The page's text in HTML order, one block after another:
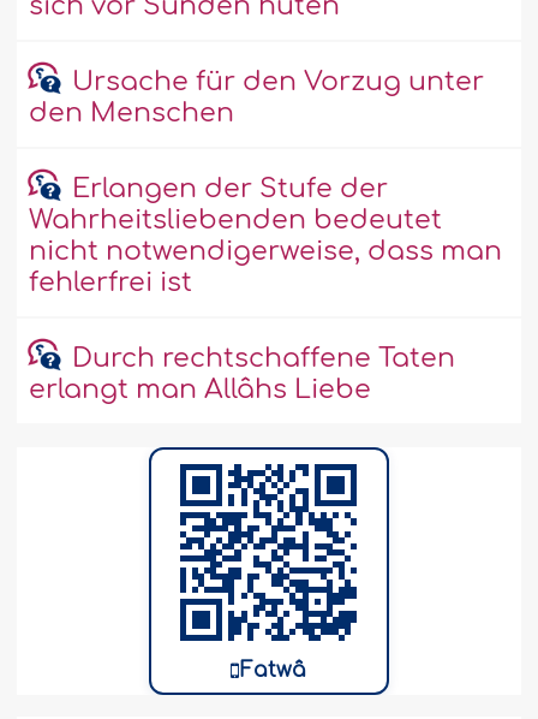
sich vor Sünden hüten
Ursache für den Vorzug unter
den Menschen
Erlangen der Stufe der
Wahrheitsliebenden bedeutet
nicht notwendigerweise, dass man
fehlerfrei ist
Durch rechtschaffene Taten
erlangt man Allâhs Liebe
Fatwâ